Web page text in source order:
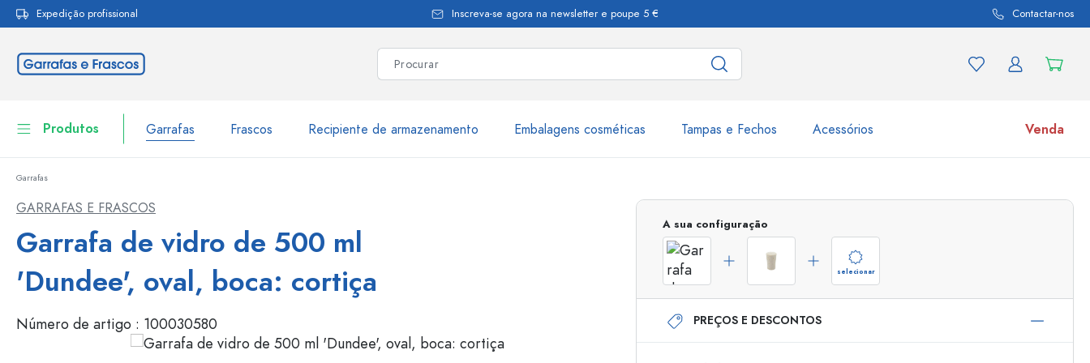
Saltar para a navegação principal
Expedição profissional Inscreva-se agora na newsletter e poupe 5 € Contactar-nos
Produtos Garrafas Frascos Recipiente de armazenamento Embalagens cosméticas Tampas e Fechos Acessórios Venda
Frascos
Louça de mesa
Embalagens cosméticas
Garrafas por marca
Garrafas com tampa mecânica
Frascos de pulverização
Dispensadores Airless
Frascos com roll-on
Frascos
Descubra agora
Compre agora
Garrafas
GARRAFAS E FRASCOS
Garrafa de vidro de 500 ml
'Dundee', oval, boca: cortiça
Número de artigo : 100030580
A sua configuração
selecionar
PREÇOS E DESCONTOS